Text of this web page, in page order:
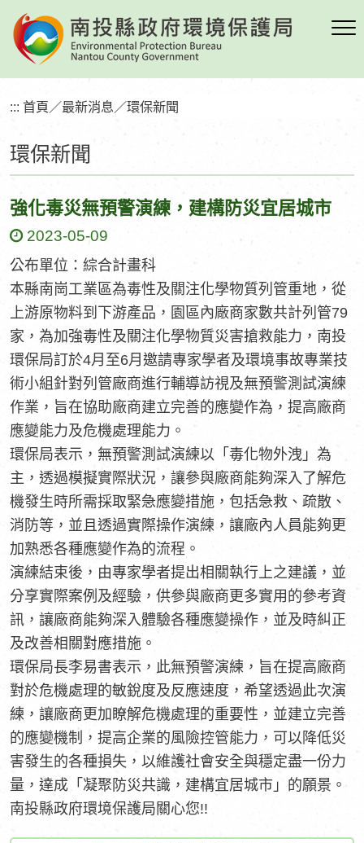
到
要
區
塊環保新聞
::: 首頁 ／最新消息 ／環保新聞
強化毒災無預警演練，建構防災宜居城市
2023-05-09
公布單位：綜合計畫科
本縣南崗工業區為毒性及關注化學物質列管重地，從
上游原物料到下游產品，園區內廠商家數共計列管79
家，為加強毒性及關注化學物質災害搶救能力，南投
環保局訂於4月至6月邀請專家學者及環境事故專業技
術小組針對列管廠商進行輔導訪視及無預警測試演練
作業，旨在協助廠商建立完善的應變作為，提高廠商
應變能力及危機處理能力。
環保局表示，無預警測試演練以「毒化物外洩」為
主，透過模擬實際狀況，讓參與廠商能夠深入了解危
機發生時所需採取緊急應變措施，包括急救、疏散、
消防等，並且透過實際操作演練，讓廠內人員能夠更
加熟悉各種應變作為的流程。
演練結束後，由專家學者提出相關執行上之建議，並
分享實際案例及經驗，供參與廠商更多實用的參考資
訊，讓廠商能夠深入體驗各種應變操作，並及時糾正
及改善相關對應措施。
環保局長李易書表示，此無預警演練，旨在提高廠商
對於危機處理的敏銳度及反應速度，希望透過此次演
練，讓廠商更加瞭解危機處理的重要性，並建立完善
的應變機制，提高企業的風險控管能力，可以降低災
害發生的各種損失，以維護社會安全與穩定盡一份力
量，達成「凝聚防災共識，建構宜居城市」的願景。
南投縣政府環境保護局關心您!!